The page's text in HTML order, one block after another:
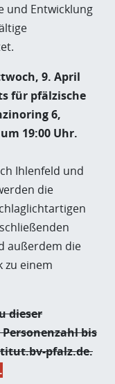
und Entwicklung
9. April
für pfälzische
6,
19:00 Uhr.
Ihlenfeld und
die
außerdem die
zu einem
dieser
bis
pfalz.de.